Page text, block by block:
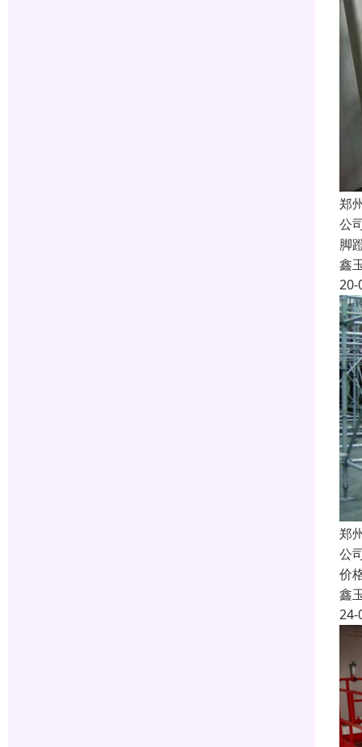
郑
公
脚
鑫
20-
郑
公
价
鑫
24-